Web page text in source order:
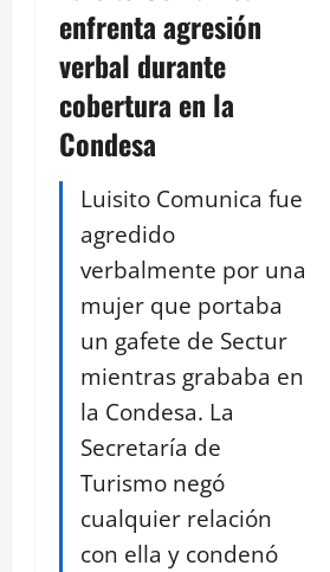
enfrenta agresión
verbal durante
cobertura en la
Condesa
Luisito Comunica fue
agredido
verbalmente por una
mujer que portaba
un gafete de Sectur
mientras grababa en
la Condesa. La
Secretaría de
Turismo negó
cualquier relación
con ella y condenó